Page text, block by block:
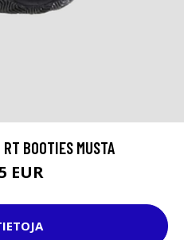
BOOTIES MUSTA
EUR